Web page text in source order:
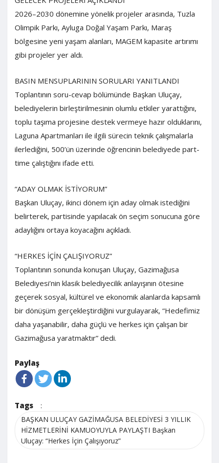
2026–2030 dönemine yönelik projeler arasında, Tuzla
Olimpik Parkı, Ayluga Doğal Yaşam Parkı, Maraş
bölgesine yeni yaşam alanları, MAGEM kapasite artırımı
gibi projeler yer aldı.
BASIN MENSUPLARININ SORULARI YANITLANDI
Toplantının soru-cevap bölümünde Başkan Uluçay,
belediyelerin birleştirilmesinin olumlu etkiler yarattığını,
toplu taşıma projesine destek vermeye hazır olduklarını,
Laguna Apartmanları ile ilgili sürecin teknik çalışmalarla
ilerlediğini, 500’ün üzerinde öğrencinin belediyede part-
time çalıştığını ifade etti.
“ADAY OLMAK İSTİYORUM”
Başkan Uluçay, ikinci dönem için aday olmak istediğini
belirterek, partisinde yapılacak ön seçim sonucuna göre
adaylığını ortaya koyacağını açıkladı.
“HERKES İÇİN ÇALIŞIYORUZ”
Toplantının sonunda konuşan Uluçay, Gazimağusa
Belediyesi’nin klasik belediyecilik anlayışının ötesine
geçerek sosyal, kültürel ve ekonomik alanlarda kapsamlı
bir dönüşüm gerçekleştirdiğini vurgulayarak, “Hedefimiz
daha yaşanabilir, daha güçlü ve herkes için çalışan bir
Gazimağusa yaratmaktır” dedi.
Paylaş
Tags :
BAŞKAN ULUÇAY GAZİMAĞUSA BELEDİYESİ 3 YILLIK
HİZMETLERİNİ KAMUOYUYLA PAYLAŞTI Başkan
Uluçay: “Herkes İçin Çalışıyoruz”